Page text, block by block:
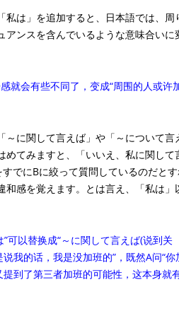
は」を追加すると、日本語では、周
ンスを含んでいるような意味合いに
就会有些不同了，变成“周围的人或许
に関して言えば」や「～について言
てみますと、「いいえ、私に関して
でにBに絞って質問しているのだと
感を覚えます。とは言え、「私は」
以替换成“～に関して言えば(说到关
我的话，我是没加班的”，既然A问“你
到了第三者加班的可能性，这本身就